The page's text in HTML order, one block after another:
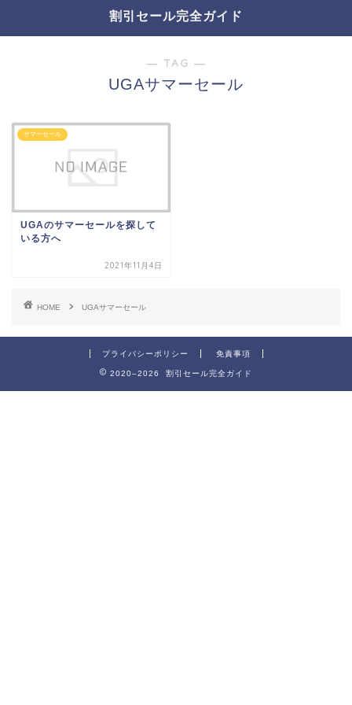
割引セール完全ガイド
― TAG ―
UGAサマーセール
サマーセール
UGAのサマーセールを探して
いる方へ
2021年11月4日
HOME UGAサマーセール
プライバシーポリシー 免責事項
2020–2026 割引セール完全ガイド